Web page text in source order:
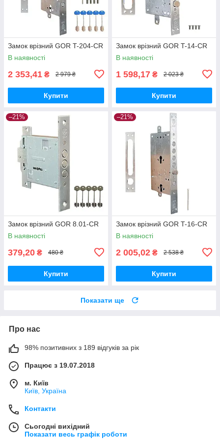
Замок врізний GOR T-204-CR
В наявності
2 353,41 ₴ 2 979 ₴
Купити
Замок врізний GOR T-14-CR
В наявності
1 598,17 ₴ 2 023 ₴
Купити
–21%
Замок врізний GOR 8.01-CR
В наявності
379,20 ₴ 480 ₴
Купити
–21%
Замок врізний GOR T-16-CR
В наявності
2 005,02 ₴ 2 538 ₴
Купити
Показати ще
Про нас
98% позитивних з 189 відгуків за рік
Працює з 19.07.2018
м. Київ
Київ, Україна
Контакти
Сьогодні вихідний
Показати весь графік роботи